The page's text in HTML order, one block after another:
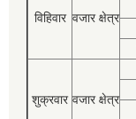
विहिवार वजार क्षेत्र
शुक्रवार वजार क्षेत्र